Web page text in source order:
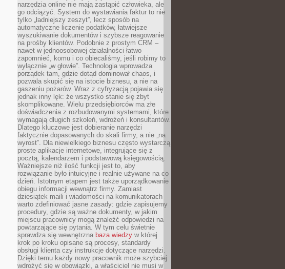
narzędzia online nie mają zastąpić człowieka, ale
go odciążyć. System do wystawiania faktur to nie
tylko „ładniejszy zeszyt”, lecz sposób na
automatyczne liczenie podatków, łatwiejsze
wyszukiwanie dokumentów i szybsze reagowanie
na prośby klientów. Podobnie z prostym CRM –
nawet w jednoosobowej działalności łatwo
zapomnieć, komu i co obiecaliśmy, jeśli robimy to
wyłącznie „w głowie”. Technologia wprowadza
porządek tam, gdzie dotąd dominował chaos, i
pozwala skupić się na istocie biznesu, a nie na
gaszeniu pożarów. Wraz z cyfryzacją pojawia się
jednak inny lęk: że wszystko stanie się zbyt
skomplikowane. Wielu przedsiębiorców ma złe
doświadczenia z rozbudowanymi systemami, które
wymagają długich szkoleń, wdrożeń i konsultantów.
Dlatego kluczowe jest dobieranie narzędzi
faktycznie dopasowanych do skali firmy, a nie „na
wyrost”. Dla niewielkiego biznesu często wystarczą
proste aplikacje internetowe, integrujące się z
pocztą, kalendarzem i podstawową księgowością.
Ważniejsze niż ilość funkcji jest to, aby
rozwiązanie było intuicyjne i realnie używane na co
dzień. Istotnym etapem jest także uporządkowanie
obiegu informacji wewnątrz firmy. Zamiast
dziesiątek maili i wiadomości na komunikatorach
warto zdefiniować jasne zasady: gdzie zapisujemy
procedury, gdzie są ważne dokumenty, w jakim
miejscu pracownicy mogą znaleźć odpowiedzi na
powtarzające się pytania. W tym celu świetnie
sprawdza się wewnętrzna baza wiedzy w której
krok po kroku opisane są procesy, standardy
obsługi klienta czy instrukcje dotyczące narzędzi.
Dzięki temu każdy nowy pracownik może szybciej
wdrożyć się w obowiązki, a właściciel nie musi w